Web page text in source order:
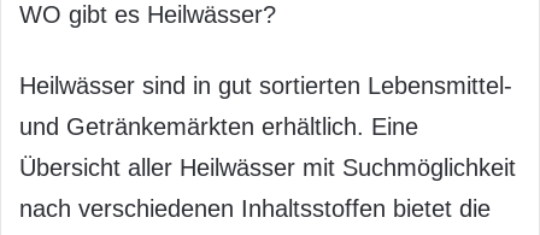
WO gibt es Heilwässer?
Heilwässer sind in gut sortierten Lebensmittel-
und Getränkemärkten erhältlich. Eine
Übersicht aller Heilwässer mit Suchmöglichkeit
nach verschiedenen Inhaltsstoffen bietet die